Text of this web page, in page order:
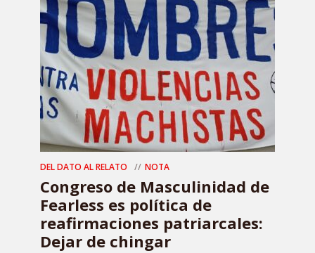
DEL DATO AL RELATO NOTA
Congreso de Masculinidad de
Fearless es política de
reafirmaciones patriarcales:
Dejar de chingar